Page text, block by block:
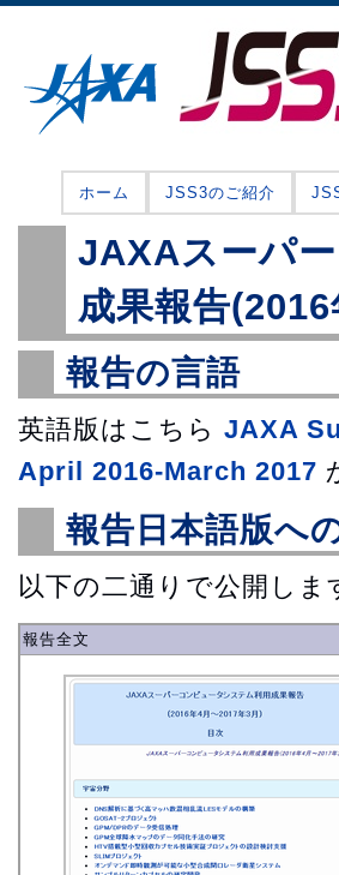
ホーム JSS3のご紹介
JAXAスーパ
成果報告
報告の言語
英語版はこちら JAXA
April 2016-March 2017
報告日本語版へ
以下の二通りで公開しま
報告全文